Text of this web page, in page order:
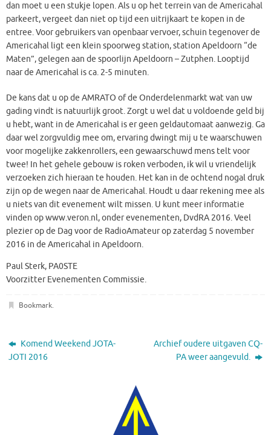
dan moet u een stukje lopen. Als u op het terrein van de Americahal
parkeert, vergeet dan niet op tijd een uitrijkaart te kopen in de
entree. Voor gebruikers van openbaar vervoer, schuin tegenover de
Americahal ligt een klein spoorweg station, station Apeldoorn “de
Maten”, gelegen aan de spoorlijn Apeldoorn – Zutphen. Looptijd
naar de Americahal is ca. 2-5 minuten.
De kans dat u op de AMRATO of de Onderdelenmarkt wat van uw
gading vindt is natuurlijk groot. Zorgt u wel dat u voldoende geld bij
u hebt, want in de Americahal is er geen geldautomaat aanwezig. Ga
daar wel zorgvuldig mee om, ervaring dwingt mij u te waarschuwen
voor mogelijke zakkenrollers, een gewaarschuwd mens telt voor
twee! In het gehele gebouw is roken verboden, ik wil u vriendelijk
verzoeken zich hieraan te houden. Het kan in de ochtend nogal druk
zijn op de wegen naar de Americahal. Houdt u daar rekening mee als
u niets van dit evenement wilt missen. U kunt meer informatie
vinden op www.veron.nl, onder evenementen, DvdRA 2016. Veel
plezier op de Dag voor de RadioAmateur op zaterdag 5 november
2016 in de Americahal in Apeldoorn.
Paul Sterk, PA0STE
Voorzitter Evenementen Commissie.
Bookmark.
Komend Weekend JOTA-
JOTI 2016
Archief oudere uitgaven CQ-
PA weer aangevuld.